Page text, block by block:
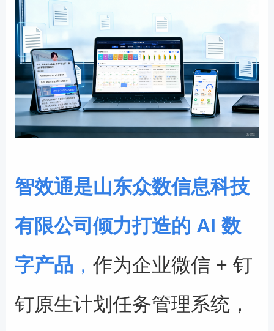
智效通是山东众数信息科技
有限公司倾力打造的 AI 数
字产品 ， 作为企业微信 + 钉
钉原生计划任务管理系统，